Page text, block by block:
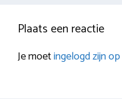
Plaats een reactie
Je moetingelogd zijn op